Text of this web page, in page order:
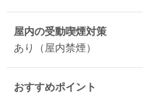
屋内の受動喫煙対策
あり（屋内禁煙）
おすすめポイント